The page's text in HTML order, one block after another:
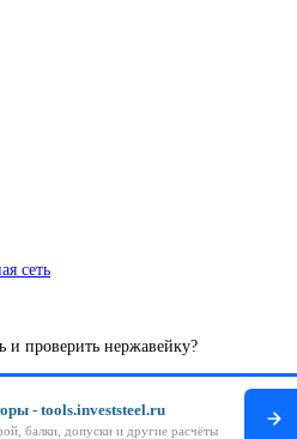
сеть
и проверить нержавейку?
- tools.investsteel.ru
балки, допуски и другие расчёты